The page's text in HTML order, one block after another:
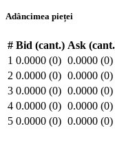
Adâncimea pieței
# Bid (cant.) Ask
1 0.0000 (0) 0.0000 (0)
2 0.0000 (0) 0.0000 (0)
3 0.0000 (0) 0.0000 (0)
4 0.0000 (0) 0.0000 (0)
5 0.0000 (0) 0.0000 (0)